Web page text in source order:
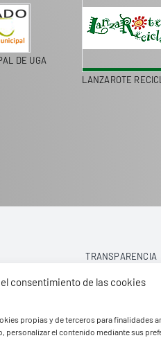
consentimiento de las cookies
propias y de terceros para finalidades
personalizar el contenido mediante sus
DE UGA
LANZAROTE
TRANSPARENCIA
AVISO LEGAL
POLÍTICA DE